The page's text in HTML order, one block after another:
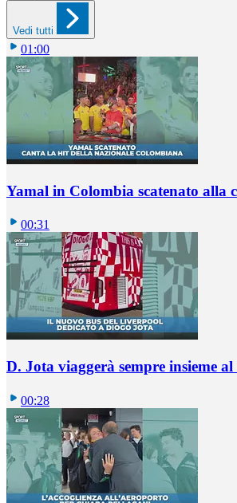
Vedi tutti
01:00
Yamal in Colombia scatenato alla
00:31
D. Jota viaggerà sempre insieme
00:28